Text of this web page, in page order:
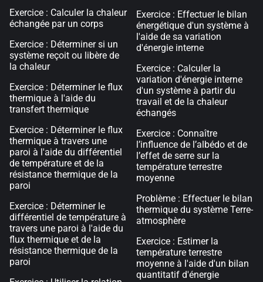
Exercice : Calculer la chaleur
échangée par un corps
Exercice : Déterminer si un
système reçoit ou libère de
la chaleur
Exercice : Déterminer le flux
thermique à l'aide du
transfert thermique
Exercice : Déterminer le flux
thermique à travers une
paroi à l'aide du différentiel
de température et de la
résistance thermique de la
paroi
Exercice : Déterminer le
différentiel de température à
travers une paroi à l'aide du
flux thermique et de la
résistance thermique de la
paroi
Exercice : Effectuer le bilan
énergétique d'un système à
l'aide de sa variation
d'énergie interne
Exercice : Calculer la
variation d'énergie interne
d'un système à partir du
travail et de la chaleur
échangés
Exercice : Connaître
l’influence de l’albédo et de
l’effet de serre sur la
température terrestre
moyenne
Problème : Effectuer le bilan
thermique du système Terre-
atmosphère
Exercice : Estimer la
température terrestre
moyenne à l'aide d'un bilan
quantitatif d'énergie